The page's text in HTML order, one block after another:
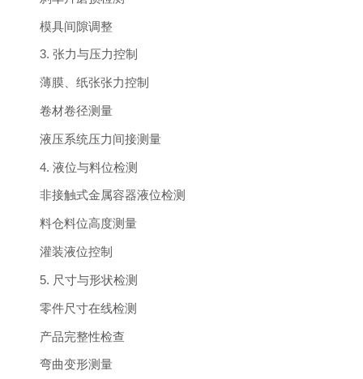
模具间隙调整
3. 张力与压力控制
薄膜、纸张张力控制
卷材卷径测量
液压系统压力间接测量
4. 液位与料位检测
非接触式金属容器液位检测
料仓料位高度测量
灌装液位控制
5. 尺寸与形状检测
零件尺寸在线检测
产品完整性检查
弯曲变形测量